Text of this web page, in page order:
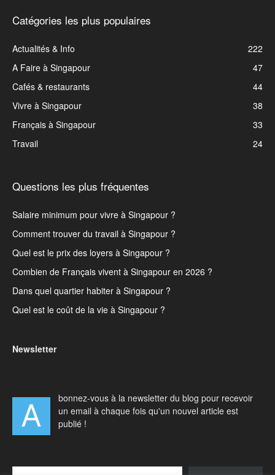
Catégories les plus populaires
Actualités & Info
222
A Faire à Singapour
47
Cafés & restaurants
44
Vivre à Singapour
38
Français à Singapour
33
Travail
24
Questions les plus fréquentes
Salaire minimum pour vivre à Singapour ?
Comment trouver du travail à Singapour ?
Quel est le prix des loyers à Singapour ?
Combien de Français vivent à Singapour en 2026 ?
Dans quel quartier habiter à Singapour ?
Quel est le coût de la vie à Singapour ?
Newsletter
A
bonnez-vous à la newsletter du blog pour recevoir
un email à chaque fois qu'un nouvel article est
publié !
Type your email…